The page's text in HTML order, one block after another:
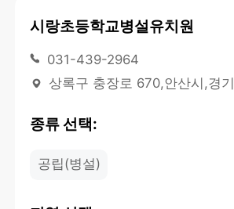
시랑초등학교병설유치원
031-439-2964
상록구 충장로 670,안산시,경
종류 선택:
공립(병설)